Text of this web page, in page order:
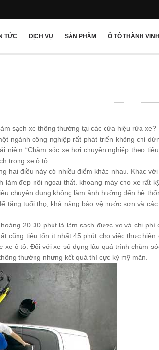
TỨC DỊCH VỤ SẢN PHẦM Ô TÔ THÀNH VINH
sạch xe thông thường tại các cửa hiệu rửa xe?
ngành công nghiệp rất phát triển không chỉ
niệm “Chăm sóc xe hơi chuyên nghiệp theo
trong xe ô tô.
hai điều này có nhiều điểm khác nhau. Khác
làm đẹp nội ngoại thất, khoang máy cho xe rất
chuyên dụng không làm ảnh hưởng đến hệ
tăng tuổi thọ, khả năng bảo vệ nước sơn và các
20-30 phút là làm sạch được xe và chi phí
cũng tiêu tốn ít nhất 45 phút cho việc thực hiện
xe ô tô. Đối với xe sử dụng lâu quá trình chăm
thường nhưng kết quả thì cực kỳ mỹ mãn.